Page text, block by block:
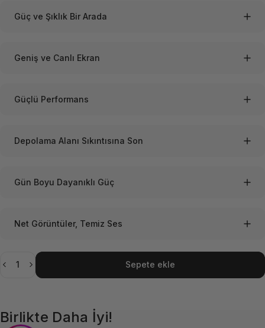
Güç ve Şıklık Bir Arada
Geniş ve Canlı Ekran
Güçlü Performans
Depolama Alanı Sıkıntısına Son
Gün Boyu Dayanıklı Güç
Net Görüntüler, Temiz Ses
Sepete ekle
Birlikte Daha İyi!